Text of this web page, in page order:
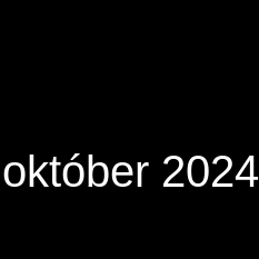
október 2024